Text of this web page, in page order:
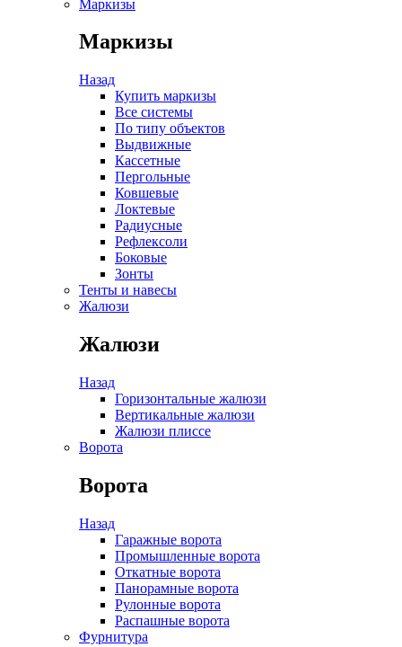
Маркизы
Маркизы
Назад
Купить маркизы
Все системы
По типу объектов
Выдвижные
Кассетные
Пергольные
Ковшевые
Локтевые
Радиусные
Рефлексоли
Боковые
Зонты
Тенты и навесы
Жалюзи
Жалюзи
Назад
Горизонтальные жалюзи
Вертикальные жалюзи
Жалюзи плиссе
Ворота
Ворота
Назад
Гаражные ворота
Промышленные ворота
Откатные ворота
Панорамные ворота
Рулонные ворота
Распашные ворота
Фурнитура